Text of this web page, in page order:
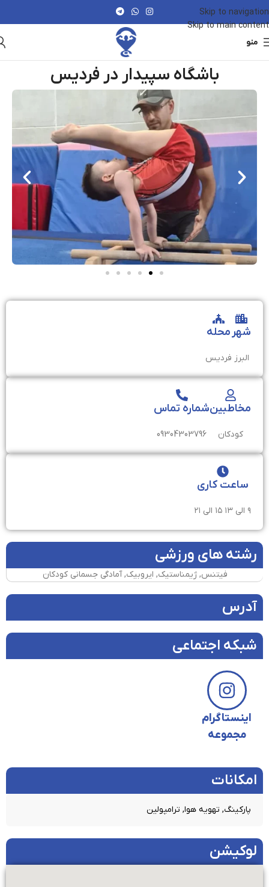
Skip to navigation
Skip to main content
منو
باشگاه سپیدار در فردیس
شهر
البرز
محله
فردیس
مخاطبین
کودکان
شماره تماس
09304303796
ساعت کاری
۹ الی ۱۳ ۱۵ الی ۲۱
رشته های ورزشی
فیتنس, ژیمناستیک, ایروبیک, آمادگی جسمانی کودکان
آدرس
شبکه اجتماعی
اینستاگرام
مجموعه
امکانات​
پارکینگ, تهویه هوا, ترامپولین
لوکیشن